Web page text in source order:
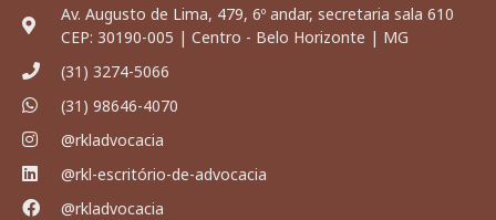
Av. Augusto de Lima, 479, 6º andar, secretaria sala 610
CEP: 30190-005 | Centro - Belo Horizonte | MG
(31) 3274-5066
(31) 98646-4070
@rkladvocacia
@rkl-escritório-de-advocacia
@rkladvocacia